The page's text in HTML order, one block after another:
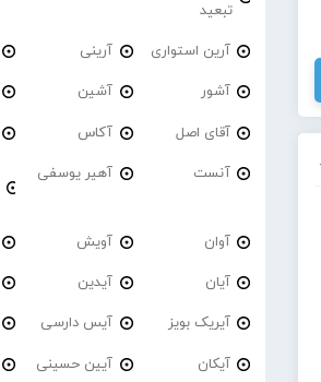
تبعید
آرین استواری آرینی
آشور آشین
آقای اصل آکاس
آنست آهیر یوسفی
آوان آویش
آیان آیدین
آیریک بویز آیس دارسی
آیکان آیین حسینی